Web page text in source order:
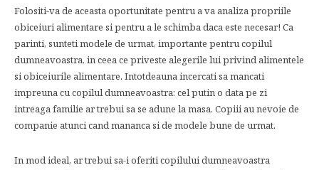
Folositi-va de aceasta oportunitate pentru a va analiza propriile
obiceiuri alimentare si pentru a le schimba daca este necesar! Ca
parinti, sunteti modele de urmat, importante pentru copilul
dumneavoastra, in ceea ce priveste alegerile lui privind alimentele
si obiceiurile alimentare. Intotdeauna incercati sa mancati
impreuna cu copilul dumneavoastra: cel putin o data pe zi
intreaga familie ar trebui sa se adune la masa. Copiii au nevoie de
companie atunci cand mananca si de modele bune de urmat.
In mod ideal, ar trebui sa-i oferiti copilului dumneavoastra